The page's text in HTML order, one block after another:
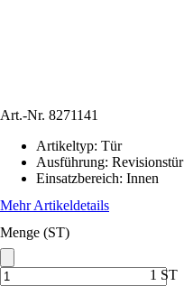
Art.-Nr. 8271141
Artikeltyp: Tür
Ausführung: Revisionstür
Einsatzbereich: Innen
Mehr Artikeldetails
Menge (ST)
1 ST